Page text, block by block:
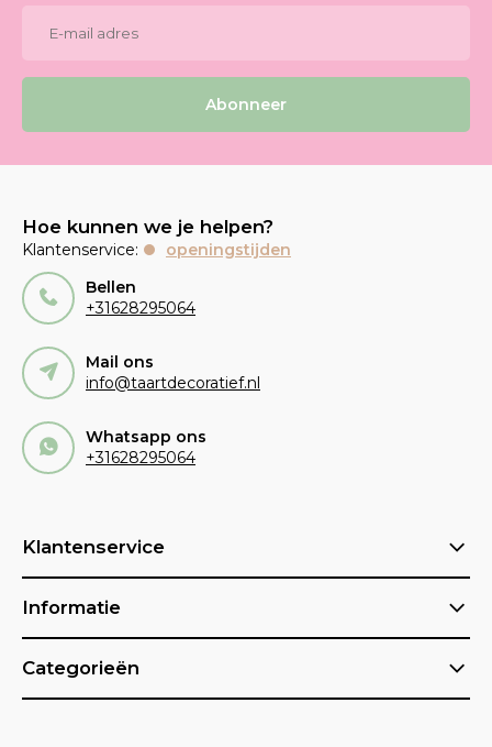
Abonneer
Hoe kunnen we je helpen?
Klantenservice:
openingstijden
Bellen
+31628295064
Mail ons
info@taartdecoratief.nl
Whatsapp ons
+31628295064
Klantenservice
Informatie
Categorieën